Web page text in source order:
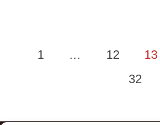
Pagination
1 … 12 13
32